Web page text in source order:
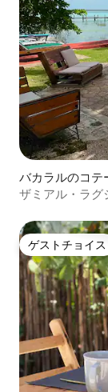
バカラルのコテ
ザミアル・ラグ
ゲストチョイス
ゲストチョイス